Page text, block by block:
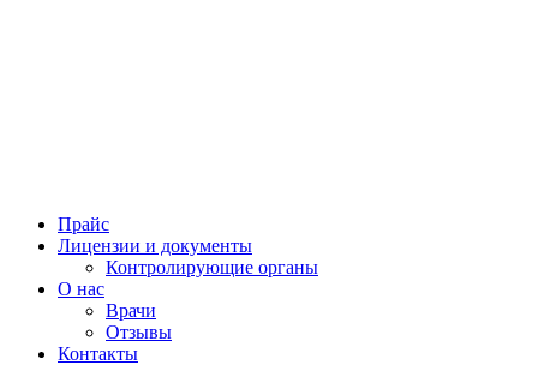
Прайс
Лицензии и документы
Контролирующие органы
О нас
Врачи
Отзывы
Контакты